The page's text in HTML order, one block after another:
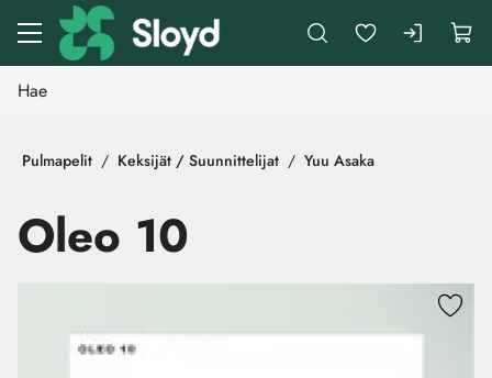
Siirry pääsisältöön
Pulmapelit Keksijät / Suunnittelijat Yuu Asaka
Oleo 10